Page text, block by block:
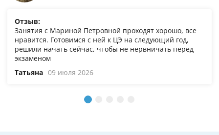
Отзыв:
Занятия с Мариной Петровной проходят хорошо, все
нравится. Готовимся с ней к ЦЭ на следующий год,
решили начать сейчас, чтобы не нервничать перед
экзаменом
Татьяна 09 июля 2026